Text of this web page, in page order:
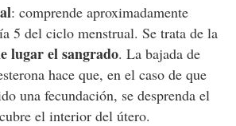
: comprende aproximadamente
5 del ciclo menstrual. Se trata de la
lugar el sangrado. La bajada de
hace que, en el caso de que
una fecundación, se desprenda el
el interior del útero.